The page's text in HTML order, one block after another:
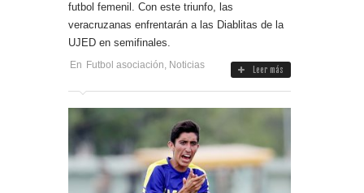
futbol femenil. Con este triunfo, las
veracruzanas enfrentarán a las Diablitas de la
UJED en semifinales.
En Futbol asociación Noticias Leer más